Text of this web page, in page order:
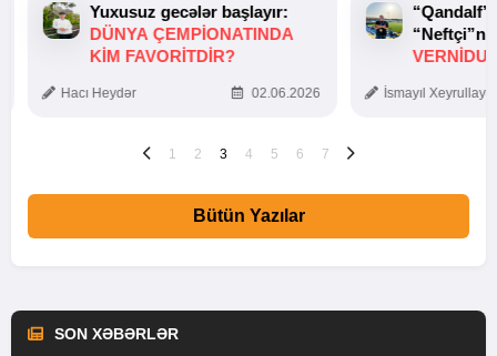
Yuxusuz gecələr başlayır:
DÜNYA ÇEMPIONATINDA
KIM FAVORITDIR?
Hacı Heydər 02.06.2026 İsmayıl
1 2 3 4 5 6 7
Bütün Yazılar
SON XƏBƏRLƏR